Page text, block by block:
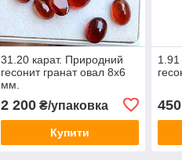
31.20 карат. Природний
гесонит гранат овал 8х6
мм.
2 200₴/упаковка
Купити
450